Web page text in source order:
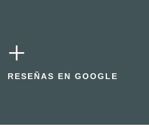
+
RESEÑAS EN GOOGLE